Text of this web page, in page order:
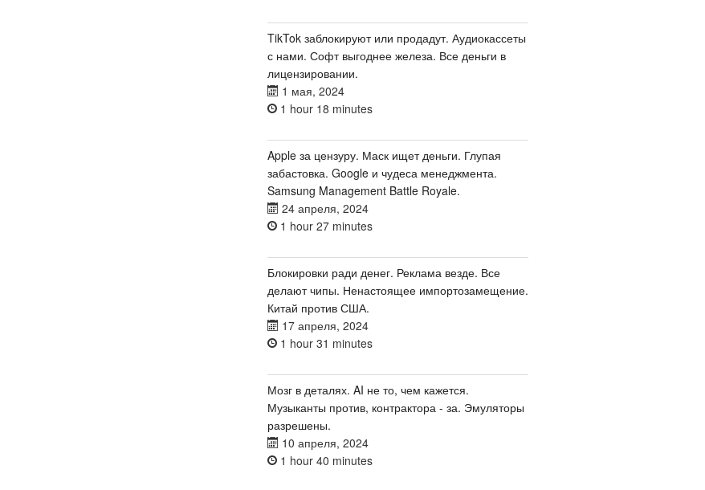
TikTok заблокируют или продадут. Аудиокассеты
с нами. Софт выгоднее железа. Все деньги в
лицензировании.
1 мая, 2024
1 hour 18 minutes
Apple за цензуру. Маск ищет деньги. Глупая
забастовка. Google и чудеса менеджмента.
Samsung Management Battle Royale.
24 апреля, 2024
1 hour 27 minutes
Блокировки ради денег. Реклама везде. Все
делают чипы. Ненастоящее импортозамещение.
Китай против США.
17 апреля, 2024
1 hour 31 minutes
Мозг в деталях. AI не то, чем кажется.
Музыканты против, контрактора - за. Эмуляторы
разрешены.
10 апреля, 2024
1 hour 40 minutes